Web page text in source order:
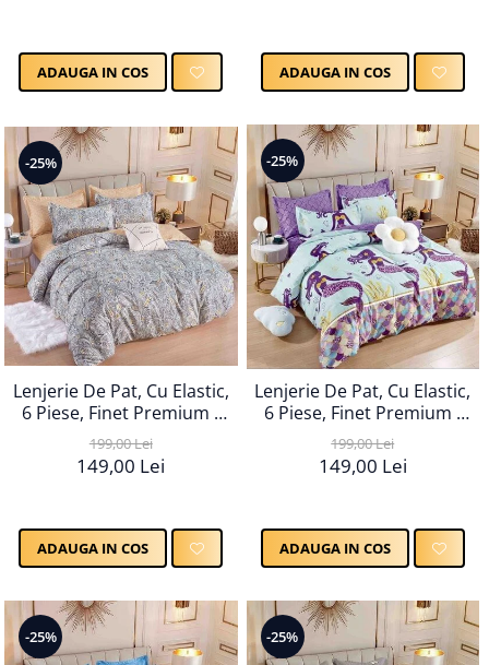
ADAUGA IN COS ADAUGA IN COS
-25%
Lenjerie De Pat, Cu Elastic,
6 Piese, Finet Premium -
LPBF6PE54
199,00 Lei
149,00 Lei
ADAUGA IN COS
-25%
Lenjerie De Pat, Cu Elastic,
6 Piese, Finet Premium -
LPBF6PE56
199,00 Lei
149,00 Lei
ADAUGA IN COS
-25% -25%